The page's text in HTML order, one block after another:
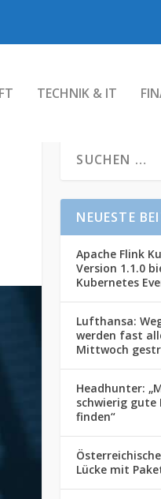
TECHNIK & IT
NEUESTE
Apache Flink
Version 1.1.0
Kubernetes
Lufthansa:
werden fast
Mittwoch
Headhunter:
schwierig gute
finden“
Lücke mit